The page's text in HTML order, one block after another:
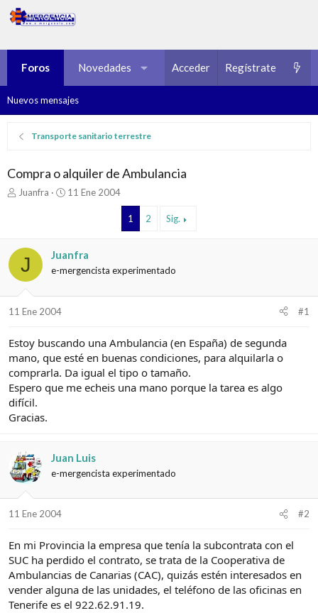
Foros Novedades Multimedia Recursos
Acceder Regístrate
Nuevos mensajes
Transporte sanitario terrestre
Compra o alquiler de Ambulancia
d
o
d
t
e
m
a
Juanfra
F
d
e
n
o
11 Ene 2004
1 2 Sig.
J Juanfra
e-mergencista experimentado
11 Ene 2004 #1
Estoy buscando una Ambulancia (en España) de segunda
mano, que esté en buenas condiciones, para alquilarla o
comprarla. Da igual el tipo o tamaño.
Espero que me echeis una mano porque la tarea es algo
difícil.
Gracias.
Juan Luis
e-mergencista experimentado
11 Ene 2004 #2
En mi Provincia la empresa que tenía la subcontrata con el
SUC ha perdido el contrato, se trata de la Cooperativa de
Ambulancias de Canarias (CAC), quizás estén interesados en
vender alguna de las unidades, el teléfono de las oficinas en
Tenerife es el 922.62.91.19.